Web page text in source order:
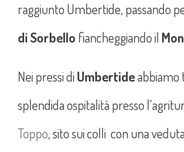
raggiunto Umbertide, passando
di Sorbello fiancheggiando il
Nei pressi diUmbertideabbiamo
splendida ospitalità presso
Toppo, sito sui colli con una